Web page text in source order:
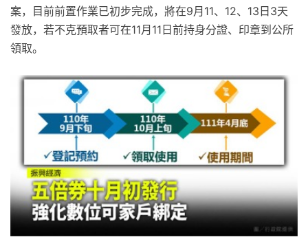
案，目前前置作業已初步完成，將在9月11、12、13日3天
發放，若不克預取者可在11月11日前持身分證、印章到公所
領取。